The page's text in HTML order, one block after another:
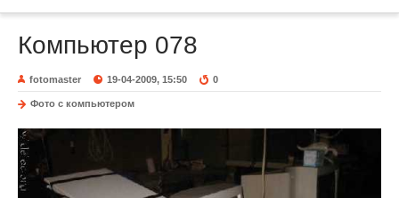
Компьютер 078
fotomaster 19-04-2009, 15:50 0
Фото с компьютером